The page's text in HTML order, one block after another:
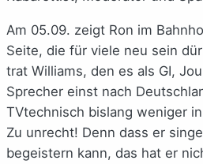
Am 05.09. zeigt Ron im
Seite, die für viele neu sein
trat Williams, den es als GI,
Sprecher einst nach
TVtechnisch bislang weniger
Zu unrecht! Denn dass er
begeistern kann, das hat er